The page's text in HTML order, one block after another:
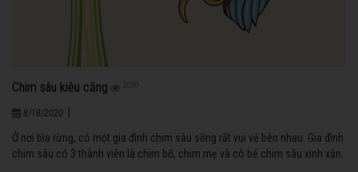
Chim sâu kiêu căng
8/18/2020
Ở nơi bìa rừng, có một gia đình chim sâu sống rất vui vẻ bên nhau. Gia đình
chim sâu có 3 thành viên là chim bố, chim mẹ và cô bé chim sâu xinh xắn.